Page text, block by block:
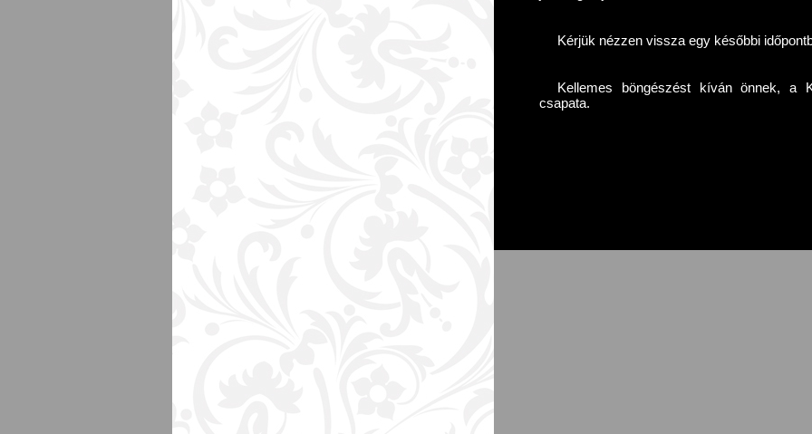
Kérjük nézzen vissza egy későbbi
Kellemes böngészést kíván önnek, a
csapata.